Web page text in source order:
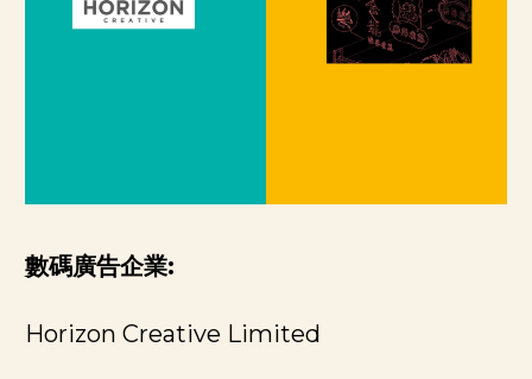
數碼廣告企業:
Horizon Creative Limited